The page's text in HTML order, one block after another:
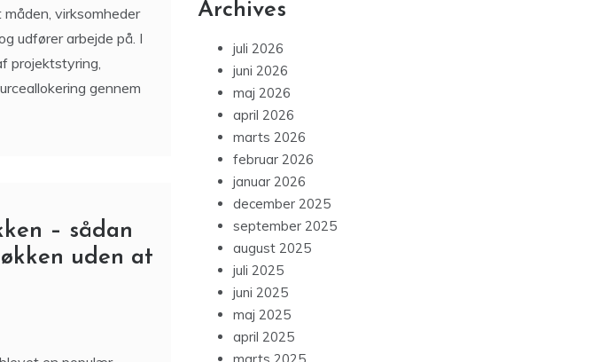
udfører arbejde på. I
projektstyring,
gennem
uden at
juni 2026
maj 2026
april 2026
marts 2026
februar 2026
januar 2026
december 2025
september 2025
august 2025
juli 2025
juni 2025
maj 2025
april 2025
marts 2025
februar 2025